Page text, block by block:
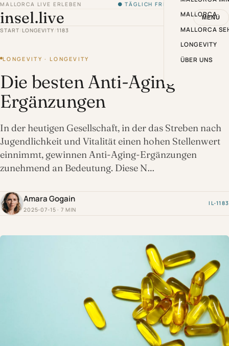
MALLORCA LIVE ERLEBEN ● TÄGLICH FRISCH VON DER INSEL
insel.live MENÜ
MALLORCA
MALLORCA
LONGEVITY
ÜBER UNS
START LONGEVITY /1183
LONGEVITY · LONGEVITY
Die besten Anti-Aging-
Ergänzungen
In der heutigen Gesellschaft, in der das Streben nach
Jugendlichkeit und Vitalität einen hohen Stellenwert
einnimmt, gewinnen Anti-Aging-Ergänzungen
zunehmend an Bedeutung. Diese N…
Amara Gogain
2025-07-15 · 7 MIN
IL-1183